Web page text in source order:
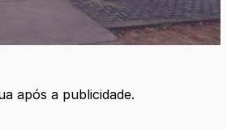
após a publicidade.